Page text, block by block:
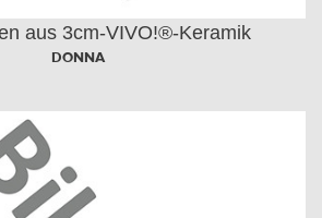
aus 3cm-VIVO!®-Keramik
DONNA